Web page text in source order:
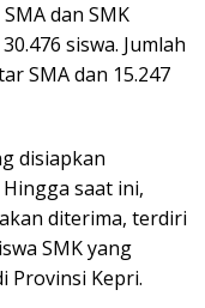
dan SMK
siswa. Jumlah
SMA dan 15.247
disiapkan
saat ini,
diterima, terdiri
SMK yang
Provinsi Kepri.